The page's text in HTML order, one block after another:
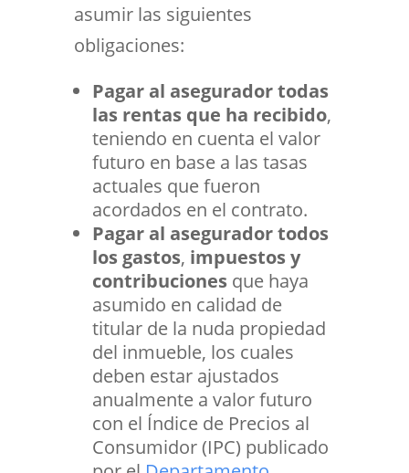
asumir las siguientes
obligaciones:
Pagar al asegurador todas
las rentas que ha recibido,
teniendo en cuenta el valor
futuro en base a las tasas
actuales que fueron
acordados en el contrato.
Pagar al asegurador todos
los gastos, impuestos y
contribucionesque haya
asumido en calidad de
titular de la nuda propiedad
del inmueble, los cuales
deben estar ajustados
anualmente a valor futuro
con el Índice de Precios al
Consumidor (IPC) publicado